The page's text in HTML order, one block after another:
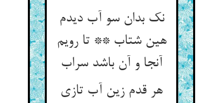
نک بدان سو آب دیدم
هین شتاب ** تا رویم
آنجا و آن باشد سراب
هر قدم زین آب تازی